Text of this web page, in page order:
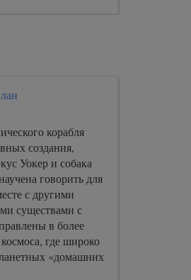
корабля
создания,
Уокер и собака
говорить для
с другими
существами с
в более
где широко
«домашних